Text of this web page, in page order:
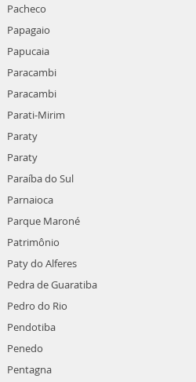
Pacheco
Papagaio
Papucaia
Paracambi
Paracambi
Parati-Mirim
Paraty
Paraty
Paraíba do Sul
Parnaioca
Parque Maroné
Patrimônio
Paty do Alferes
Pedra de Guaratiba
Pedro do Rio
Pendotiba
Penedo
Pentagna